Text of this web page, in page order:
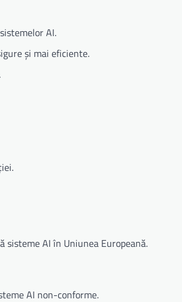
AI.
și mai eficiente.
sisteme AI în Uniunea Europeană.
AI non-conforme.